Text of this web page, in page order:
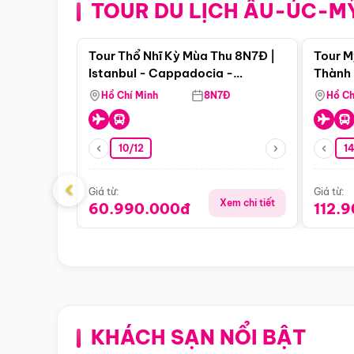
TOUR DU LỊCH ÂU-ÚC-
Điểm nổi bật
Tour Thổ Nhĩ Kỳ Mùa Thu 8N7Đ |
Istanbul - Cappadocia -
Pamukkale
Hồ Chí Minh 8N7Đ
10/12
Giá từ:
60.990.000đ Xem chi tiết
Tour
Thành
Thiên
Hồ
Giá từ:
‹
KHÁCH SẠN NỔI BẬT